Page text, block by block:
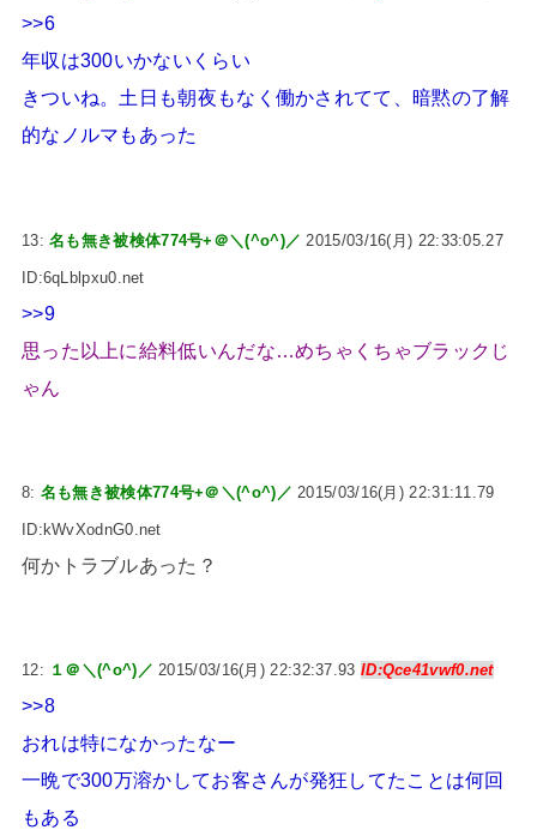
>>6
年収は300いかないくらい
きついね。土日も朝夜もなく働かされてて、暗黙の了解
的なノルマもあった
13:名も無き被検体774号+＠＼(^o^)／ 2015/03/16(月) 22:33:05.27
ID:6qLblpxu0.net
>>9
思った以上に給料低いんだな…めちゃくちゃブラックじ
ゃん
8: 名も無き被検体774号+＠＼(^o^)／ 2015/03/16(月) 22:31:11.79
ID:kWvXodnG0.net
何かトラブルあった？
12: １＠＼(^o^)／ 2015/03/16(月) 22:32:37.93 ID:Qce41vwf0.net
>>8
おれは特になかったなー
一晩で300万溶かしてお客さんが発狂してたことは何回
もある